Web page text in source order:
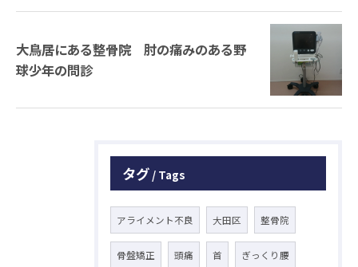
大鳥居にある整骨院 肘の痛みのある野
球少年の問診
タグ Tags
アライメント不良 大田区 整骨院
骨盤矯正 頭痛 首 ぎっくり腰